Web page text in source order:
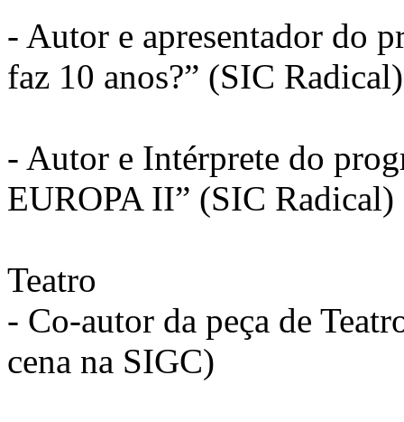
- Autor e apresentador do
faz 10 anos?” (SIC Radical)
- Autor e Intérprete do
EUROPA II” (SIC Radical)
Teatro
- Co-autor da peça de
cena na SIGC)